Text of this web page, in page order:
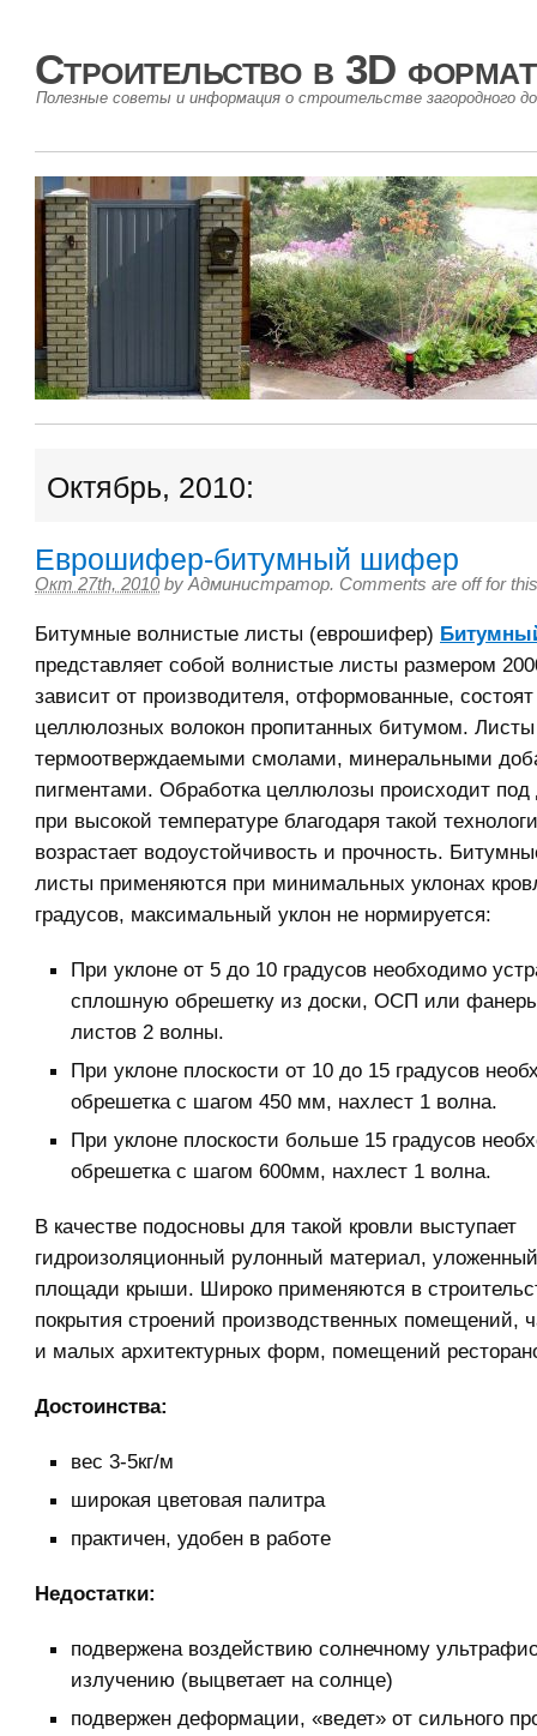
Строительство в 3D
Полезные советы и информация о строительстве загородного
Октябрь, 2010:
Еврошифер-битумный шифер
Окт 27th, 2010 by Администратор. Comments are off for
Битумные волнистые листы (еврошифер)
представляет собой волнистые листы размером
зависит от производителя, отформованные,
целлюлозных волокон пропитанных битумом.
термоотверждаемыми смолами, минеральными
пигментами. Обработка целлюлозы происходит
при высокой температуре благодаря такой
возрастает водоустойчивость и прочность.
листы применяются при минимальных уклонах
градусов, максимальный уклон не нормируется:
При уклоне от 5 до 10 градусов необходимо
сплошную обрешетку из доски, ОСП или
листов 2 волны.
При уклоне плоскости от 10 до 15 градусов
обрешетка с шагом 450 мм, нахлест 1 волна.
При уклоне плоскости больше 15 градусов
обрешетка с шагом 600мм, нахлест 1 волна.
В качестве подосновы для такой кровли выступает
гидроизоляционный рулонный материал,
площади крыши. Широко применяются в
покрытия строений производственных помещений,
и малых архитектурных форм, помещений
Достоинства:
вес 3-5кг/м
широкая цветовая палитра
практичен, удобен в работе
Недостатки:
подвержена воздействию солнечному
излучению (выцветает на солнце)
подвержен деформации, «ведет» от сильного